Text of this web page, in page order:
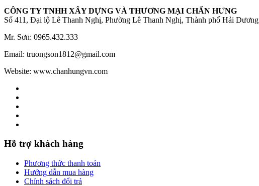
CÔNG TY TNHH XÂY DỰNG VÀ THƯƠNG MẠI CHẤN HƯNG
Số 411, Đại lộ Lê Thanh Nghị, Phường Lê Thanh Nghị, Thành phố Hải Dương
Mr. Sơn: 0965.432.333
Email: truongson1812@gmail.com
Website: www.chanhungvn.com
Hỗ trợ khách hàng
Phương thức thanh toán
Hướng dẫn mua hàng
Chính sách đổi trả